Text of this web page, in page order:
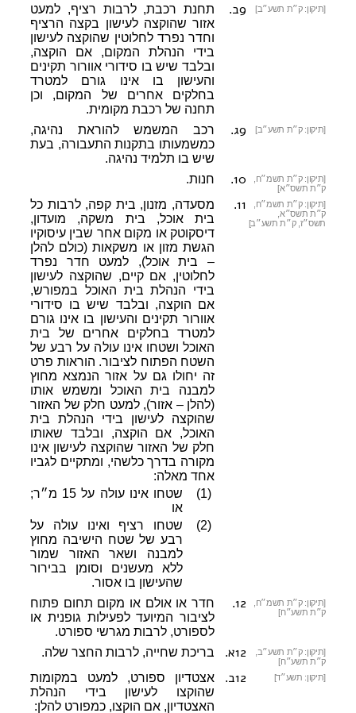
9ב . [תיקון: ק״ת תשע״ב]
תחנת רכבת, לרבות רציף, למעט
אזור שהוקצה לעישון בקצה הרציף
וחדר נפרד לחלוטין שהוקצה לעישון
בידי הנהלת המקום, אם הוקצה,
ובלבד שיש בו סידורי אוורור תקינים
והעישון בו אינו גורם למטרד
בחלקים אחרים של המקום, וכן
תחנה של רכבת מקומית.
9ג . [תיקון: ק״ת תשע״ב]
רכב המשמש להוראת נהיגה,
כמשמעותו בתקנות התעבורה, בעת
שיש בו תלמיד נהיגה.
10
.
[תיקון: ק״ת תשמ״ח,
ק״ת תשס״א]
חנות.
11
.
[תיקון: ק״ת תשמ״ח,
ק״ת תשס״א,
תשס״ז, ק״ת תשע״ב]
מסעדה, מזנון, בית קפה, לרבות כל
בית אוכל, בית משקה, מועדון,
דיסקוטק או מקום אחר שבין עיסוקיו
הגשת מזון או משקאות (כולם להלן
– בית אוכל), למעט חדר נפרד
לחלוטין, אם קיים, שהוקצה לעישון
בידי הנהלת בית האוכל במפורש,
אם הוקצה, ובלבד שיש בו סידורי
אוורור תקינים והעישון בו אינו גורם
למטרד בחלקים אחרים של בית
האוכל ושטחו אינו עולה על רבע של
השטח הפתוח לציבור. הוראות פרט
זה יחולו גם על אזור הנמצא מחוץ
למבנה בית האוכל ומשמש אותו
(להלן – אזור), למעט חלק של האזור
שהוקצה לעישון בידי הנהלת בית
האוכל, אם הוקצה, ובלבד שאותו
חלק של האזור שהוקצה לעישון אינו
מקורה בדרך כלשהי, ומתקיים לגביו
אחד מאלה:
(1)
שטחו אינו עולה על 15 מ״ר;
או
(2)
שטחו רציף ואינו עולה על
רבע של שטח הישיבה מחוץ
למבנה ושאר האזור שמור
ללא מעשנים וסומן בבירור
שהעישון בו אסור.
12
.
[תיקון: ק״ת תשמ״ח,
ק״ת תשע״ח]
חדר או אולם או מקום תחום פתוח
לציבור המיועד לפעילות גופנית או
לספורט, לרבות מגרשי ספורט.
12א .
[תיקון: ק״ת תשע״ב,
ק״ת תשע״ח]
בריכת שחייה, לרבות החצר שלה.
12ב . [תיקון: תשע״ד]
אצטדיון ספורט, למעט במקומות
שהוקצו לעישון בידי הנהלת
האצטדיון, אם הוקצו, כמפורט להלן: